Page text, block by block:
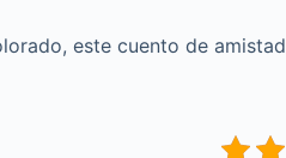
este cuento de